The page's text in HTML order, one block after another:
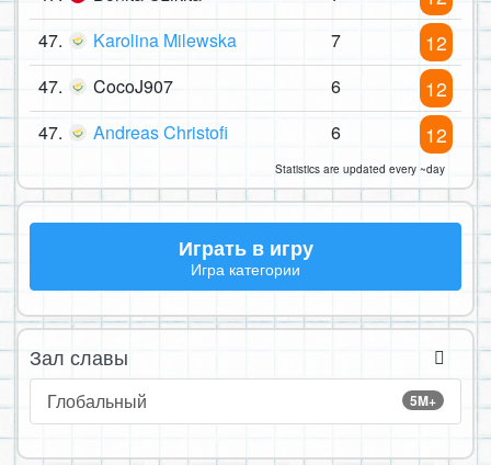
47. Karolina Milewska 7 12
47. CocoJ907 6 12
47. Andreas Christofi 6 12
Statistics are updated every ~day
Играть в игру
Игра категории
Зал славы
5M+
Глобальный